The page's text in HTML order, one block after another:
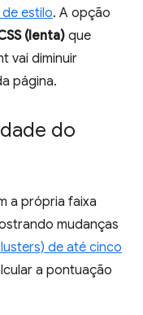
estilo. A opção
(lenta) que
vai diminuir
página.
do
a própria faixa
mudanças
de até cinco
a pontuação